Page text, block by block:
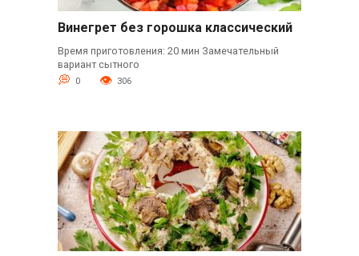
Винегрет без горошка классический
Время приготовления: 20 мин Замечательный
вариант сытного
0 306